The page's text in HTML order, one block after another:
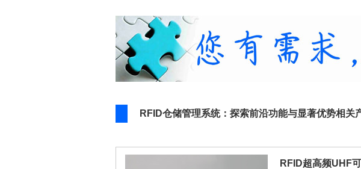
RFID仓储管理系统：探索前沿功能与显著优势相关
RFID超高频UHF